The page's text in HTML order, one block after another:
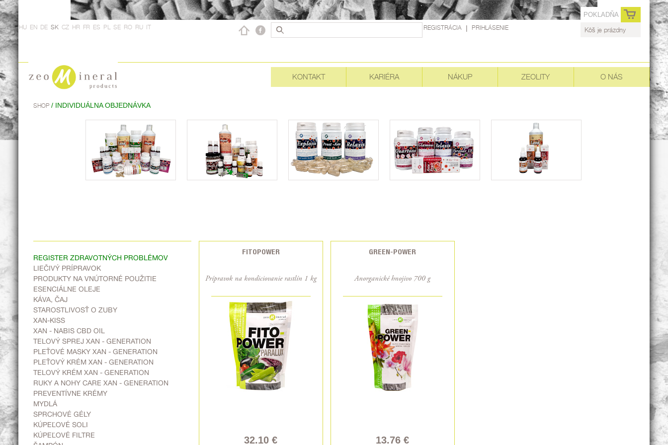
HU EN DE SK CZ HR FR ES PL SE RO RU IT REGISTRÁCIA| PRIHLÁSENIE
POKLADŇA
Kôš je prázdny
O NÁS
ZEOLITY
NÁKUP
KARIÉRA
KONTAKT
SHOP / INDIVIDUÁLNA OBJEDNÁVKA
REGISTER ZDRAVOTNÝCH PROBLÉMOV
LIEČIVÝ PRÍPRAVOK
PRODUKTY NA VNÚTORNÉ POUŽITIE
ESENCIÁLNE OLEJE
KÁVA, ČAJ
STAROSTLIVOSŤ O ZUBY
XAN-KISS
XAN - NABIS CBD OIL
TELOVÝ SPREJ XAN - GENERATION
PLEŤOVÉ MASKY XAN - GENERATION
PLEŤOVÝ KRÉM XAN - GENERATION
TELOVÝ KRÉM XAN - GENERATION
RUKY A NOHY CARE XAN - GENERATION
PREVENTÍVNE KRÉMY
MYDLÁ
SPRCHOVÉ GÉLY
KÚPEĽOVÉ SOLI
KÚPEĽOVÉ FILTRE
FITOPOWER
Prípravok na kondiciovanie rastlín 1 kg
32.10 €
GREEN-POWER
Anorganické hnojivo 700 g
13.76 €